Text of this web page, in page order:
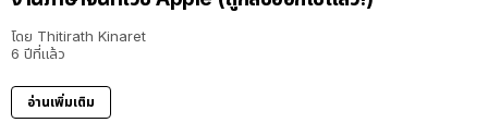
โดย Thitirath Kinaret
6 ปีที่แล้ว
อ่านเพิ่มเติม